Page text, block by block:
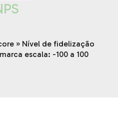
» Nível de fidelização
escala: -100 a 100